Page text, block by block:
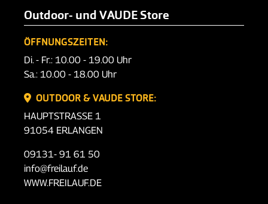
Outdoor- und VAUDE Store
ÖFFNUNGSZEITEN:
Di. - Fr.: 10.00 - 19.00 Uhr
Sa.: 10.00 - 18.00 Uhr
OUTDOOR & VAUDE STORE:
HAUPTSTRASSE 1
91054 ERLANGEN
09131- 91 61 50
info@freilauf.de
WWW.FREILAUF.DE